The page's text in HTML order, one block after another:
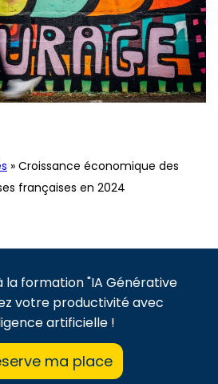
» Croissance économique des
françaises en 2024
la formation "IA Générative
votre productivité avec
artificielle !
ma place